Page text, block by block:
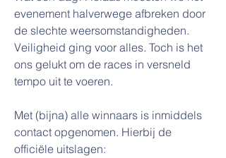
evenement halverwege afbreken door
de slechte weersomstandigheden.
Veiligheid ging voor alles. Toch is het
ons gelukt om de races in versneld
tempo uit te voeren.
Met (bijna) alle winnaars is inmiddels
contact opgenomen. Hierbij de
officiële uitslagen: